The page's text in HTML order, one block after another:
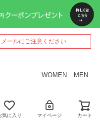
ールにご注意ください
WOMEN MEN
気に入り マイページ カート
ペー
ジト
ップ
へ